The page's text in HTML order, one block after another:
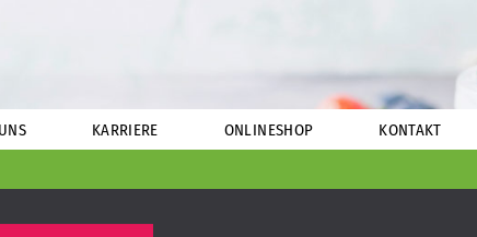
KARRIERE ONLINESHOP KONTAKT